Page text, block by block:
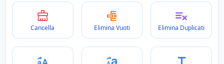
Cancella Elimina Vuoti Elimina Duplicati